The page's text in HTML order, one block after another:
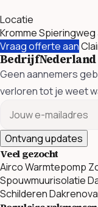
Locatie
Kromme Spieringweg
Vraag offerte aan
BedrijfNederland
Geen aannemers
verloren tot je weet
Ontvang updates
Veel gezocht
AircoWarmtepomp
Spouwmuurisolatie
Schilderen